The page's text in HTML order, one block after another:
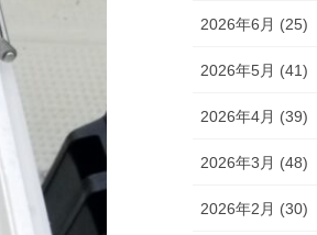
2026年6月 (25)
2026年5月 (41)
2026年4月 (39)
2026年3月 (48)
2026年2月 (30)